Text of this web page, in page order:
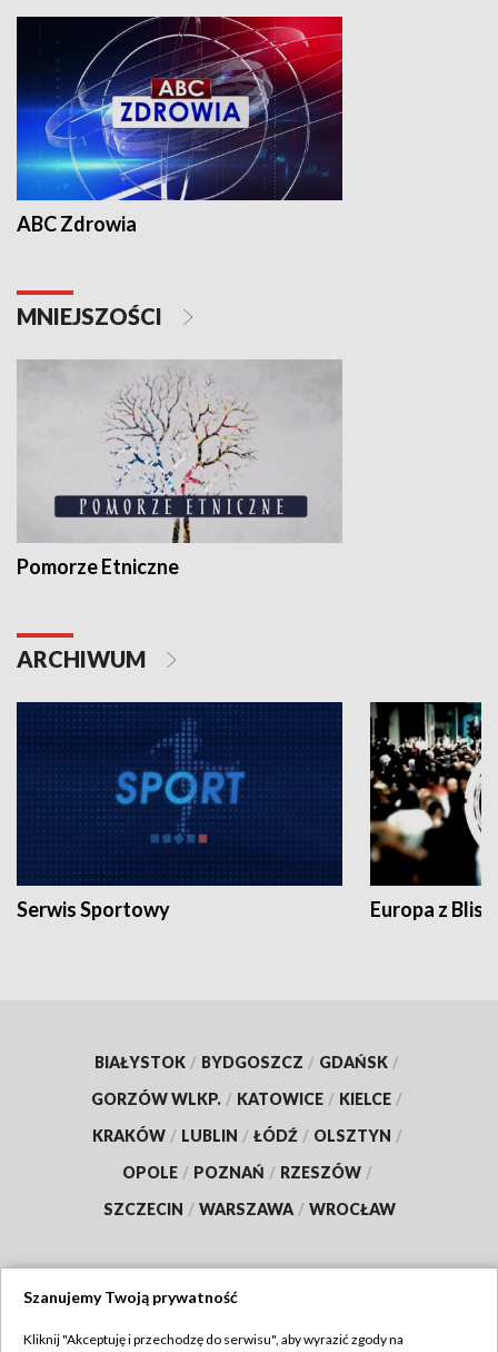
ABC Zdrowia
MNIEJSZOŚCI
Pomorze Etniczne
ARCHIWUM
Serwis Sportowy Europa z
BIAŁYSTOK / BYDGOSZCZ / GDAŃSK /
GORZÓW WLKP. / KATOWICE / KIELCE /
KRAKÓW / LUBLIN / ŁÓDŹ / OLSZTYN /
OPOLE / POZNAŃ / RZESZÓW /
SZCZECIN / WARSZAWA / WROCŁAW
Szanujemy Twoją prywatność
Kliknij "Akceptuję i przechodzę do serwisu", aby wyrazić zgody na